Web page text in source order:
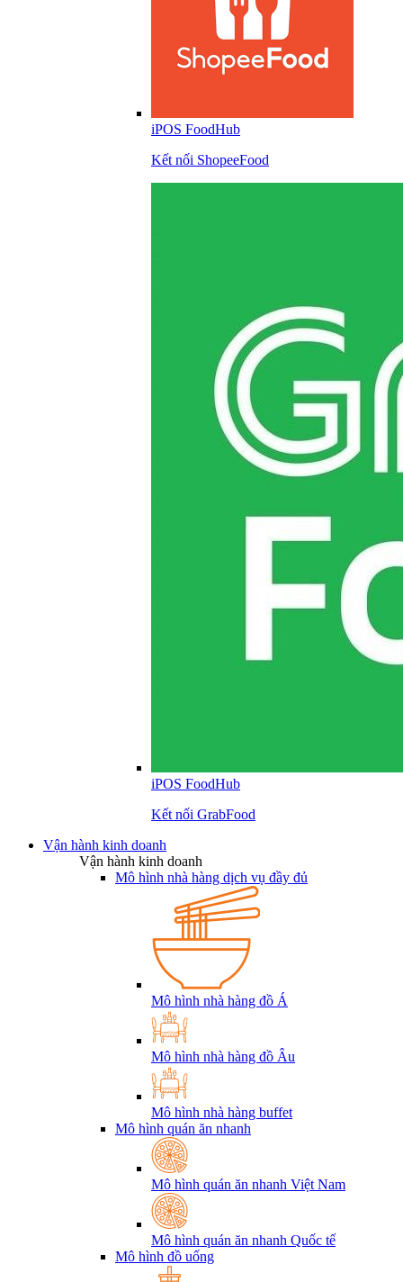
iPOS FoodHub
Kết nối ShopeeFood
iPOS FoodHub
Kết nối GrabFood
Vận hành kinh doanh
Vận hành kinh doanh
Mô hình nhà hàng dịch vụ đầy đủ
Mô hình nhà hàng đồ Á
Mô hình nhà hàng đồ Âu
Mô hình nhà hàng buffet
Mô hình quán ăn nhanh
Mô hình quán ăn nhanh Việt Nam
Mô hình quán ăn nhanh Quốc tế
Mô hình đồ uống